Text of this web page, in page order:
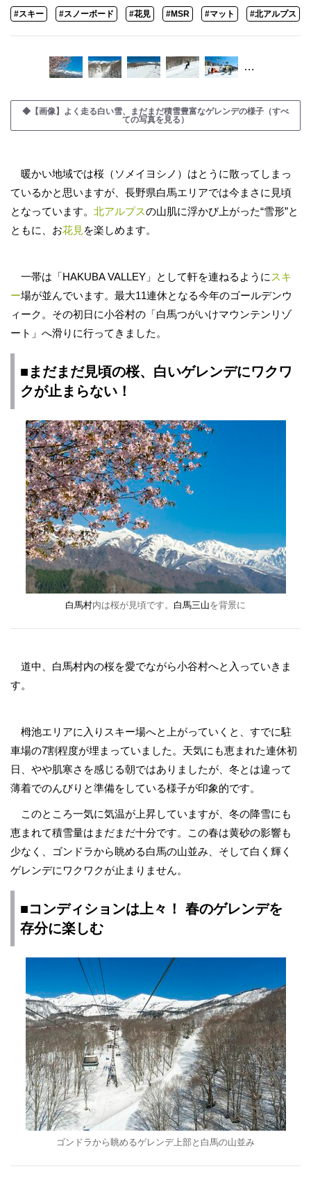
#スキー #スノーボード #花見 #MSR #マット #北アルプス
…
◆【画像】よく走る白い雪、まだまだ積雪豊富なゲレンデの様子（すべ
ての写真を見る）
暖かい地域では桜（ソメイヨシノ）はとうに散ってしまっ
ているかと思いますが、長野県白馬エリアでは今まさに見頃
となっています。 北アルプスの山肌に浮かび上がった“雪形”と
ともに、お花見を楽しめます。
一帯は「HAKUBA VALLEY」として軒を連ねるように スキ
ー場が並んでいます。最大11連休となる今年のゴールデンウ
ィーク。その初日に小谷村の「白馬つがいけマウンテンリゾ
ート」へ滑りに行ってきました。
■まだまだ見頃の桜、白いゲレンデにワクワ
クが止まらない！
白馬村内は桜が見頃です。 白馬三山を背景に
道中、白馬村内の桜を愛でながら小谷村へと入っていきま
す。
栂池エリアに入りスキー場へと上がっていくと、すでに駐
車場の7割程度が埋まっていました。天気にも恵まれた連休初
日、やや肌寒さを感じる朝ではありましたが、冬とは違って
薄着でのんびりと準備をしている様子が印象的です。
このところ一気に気温が上昇していますが、冬の降雪にも
恵まれて積雪量はまだまだ十分です。この春は黄砂の影響も
少なく、ゴンドラから眺める白馬の山並み、そして白く輝く
ゲレンデにワクワクが止まりません。
■コンディションは上々！ 春のゲレンデを
存分に楽しむ
ゴンドラから眺めるゲレンデ上部と白馬の山並み